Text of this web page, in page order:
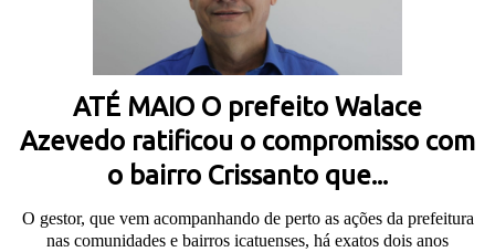
ATÉ MAIO O prefeito Walace
Azevedo ratificou o compromisso com
o bairro Crissanto que...
O gestor, que vem acompanhando de perto as ações da prefeitura
nas comunidades e bairros icatuenses, há exatos dois anos